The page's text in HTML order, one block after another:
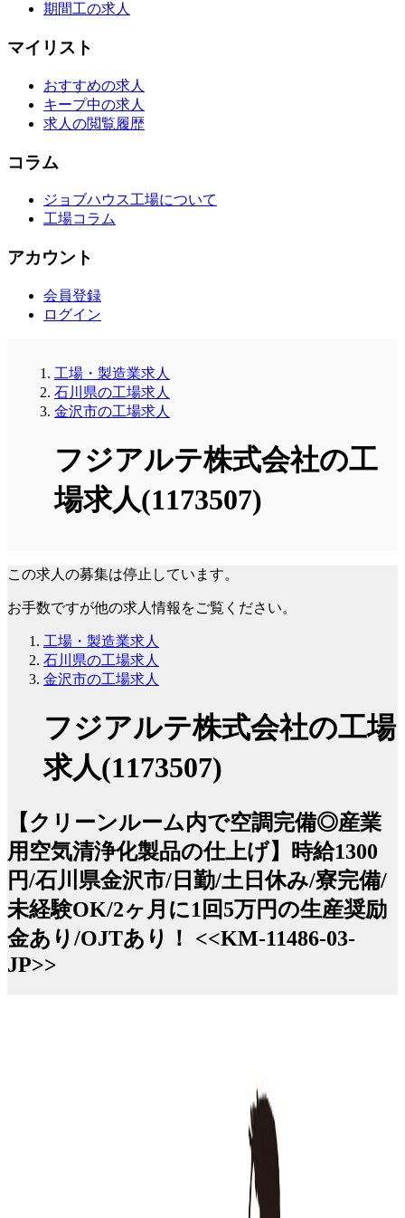
期間工の求人
マイリスト
おすすめの求人
キープ中の求人
求人の閲覧履歴
コラム
ジョブハウス工場について
工場コラム
アカウント
会員登録
ログイン
工場・製造業求人
石川県の工場求人
金沢市の工場求人
フジアルテ株式会社の工
場求人(1173507)
この求人の募集は停止しています。
お手数ですが他の求人情報をご覧ください。
工場・製造業求人
石川県の工場求人
金沢市の工場求人
フジアルテ株式会社の工場
求人(1173507)
【クリーンルーム内で空調完備◎産業
用空気清浄化製品の仕上げ】時給1300
円/石川県金沢市/日勤/土日休み/寮完備/
未経験OK/2ヶ月に1回5万円の生産奨励
金あり/OJTあり！ <<KM-11486-03-
JP>>